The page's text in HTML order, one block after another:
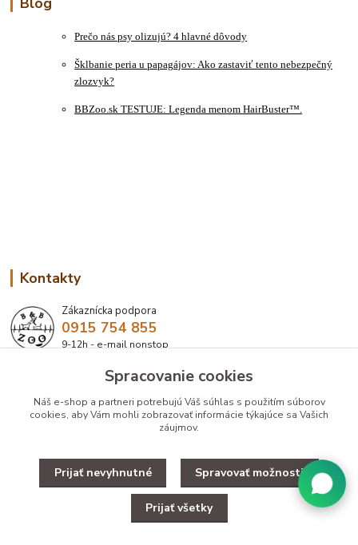
Prečo nás psy olizujú? 4 hlavné dôvody
Šklbanie peria u papagájov: Ako zastaviť tento nebezpečný
zlozvyk?
BBZoo.sk TESTUJE: Legenda menom HairBuster™.
Kontakty
Zákaznícka podpora
0915 754 855
9-12h - e-mail nonstop
eshop@bbzoo.sk
Upravit zber cookies.
Spracovanie cookies
Náš e-shop a partneri potrebujú Váš súhlas s použitím súborov
cookies, aby Vám mohli zobrazovať informácie týkajúce sa Vašich
záujmov.
Prijať nevyhnutné Spravovať možnosti
Prijať všetky